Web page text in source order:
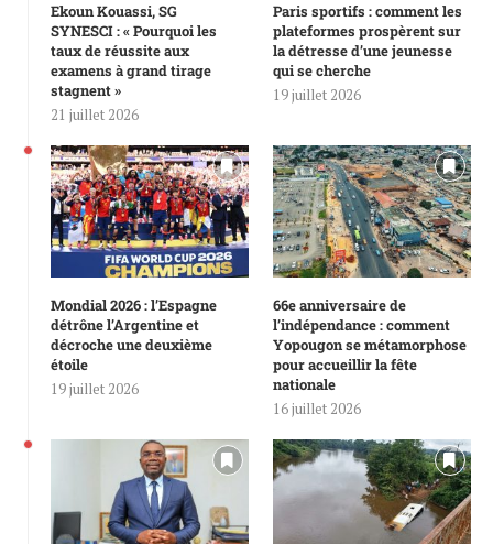
Ekoun Kouassi, SG
SYNESCI : « Pourquoi les
taux de réussite aux
examens à grand tirage
stagnent »
21 juillet 2026
Paris sportifs : comment les
plateformes prospèrent sur
la détresse d’une jeunesse
qui se cherche
19 juillet 2026
Mondial 2026 : l’Espagne
détrône l’Argentine et
décroche une deuxième
étoile
19 juillet 2026
66e anniversaire de
l’indépendance : comment
Yopougon se métamorphose
pour accueillir la fête
nationale
16 juillet 2026